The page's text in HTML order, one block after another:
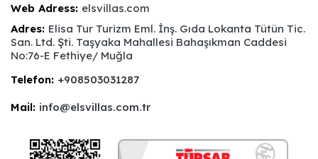
Web Adress: elsvillas.com
Adres: Elisa Tur Turizm Eml. İnş. Gıda Lokanta Tütün Tic.
San. Ltd. Şti. Taşyaka Mahallesi Bahaşıkman Caddesi
No:76-E Fethiye/ Muğla
Telefon: +908503031287
Mail: info@elsvillas.com.tr